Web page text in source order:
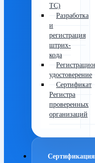
ТС)
Разработка
и
регистрация
штрих-
кода
удостоверение
Сертификат
Регистра
проверенных
организаций
Сертификация